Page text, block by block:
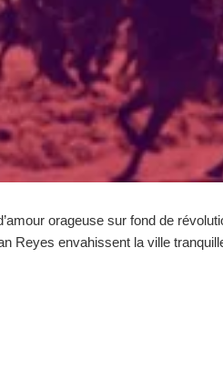
orageuse sur fond de
Reyes envahissent la ville